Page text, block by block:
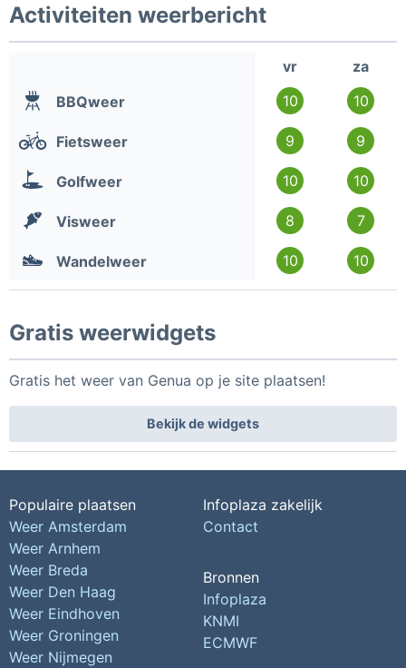
Activiteiten weerbericht
vr
za
BBQweer
10 10
Fietsweer 9 9
Golfweer 10 10
Visweer 8 7
Wandelweer 10 10
Gratis weerwidgets
Gratis het weer van Genua op je site plaatsen!
Bekijk de widgets
Populaire plaatsen
Weer Amsterdam
Weer Arnhem
Weer Breda
Weer Den Haag
Weer Eindhoven
Weer Groningen
Weer Nijmegen
Infoplaza zakelijk
Contact
Bronnen
Infoplaza
KNMI
ECMWF